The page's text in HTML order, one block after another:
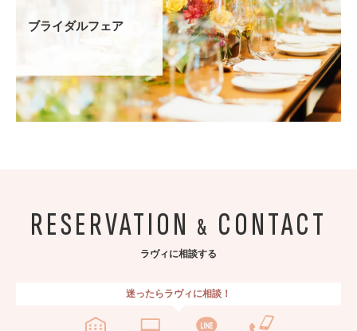
ブライダルフェア
RESERVATION & CONTACT
ラヴィに相談する
迷ったらラヴィに相談！